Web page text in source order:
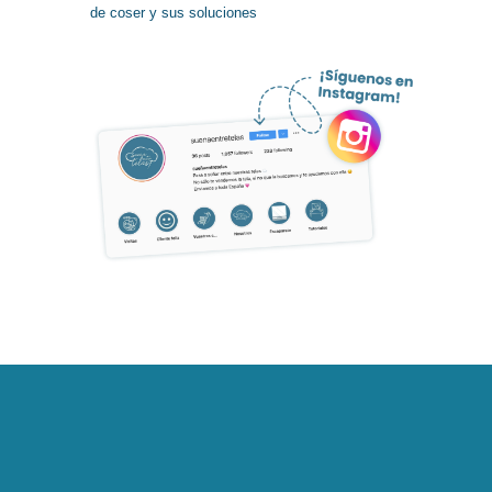
de coser y sus soluciones